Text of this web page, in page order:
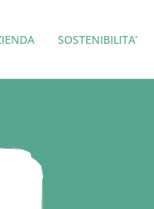
SOSTENIBILITA’